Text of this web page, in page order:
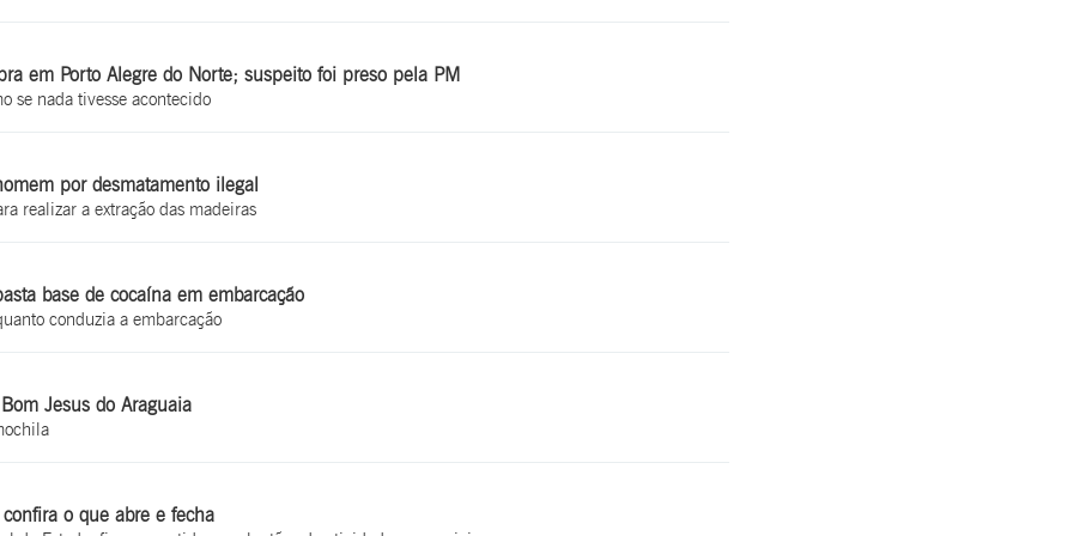
em Porto Alegre do Norte; suspeito foi preso pela PM
se nada tivesse acontecido
por desmatamento ilegal
realizar a extração das madeiras
base de cocaína em embarcação
conduzia a embarcação
Jesus do Araguaia
o que abre e fecha